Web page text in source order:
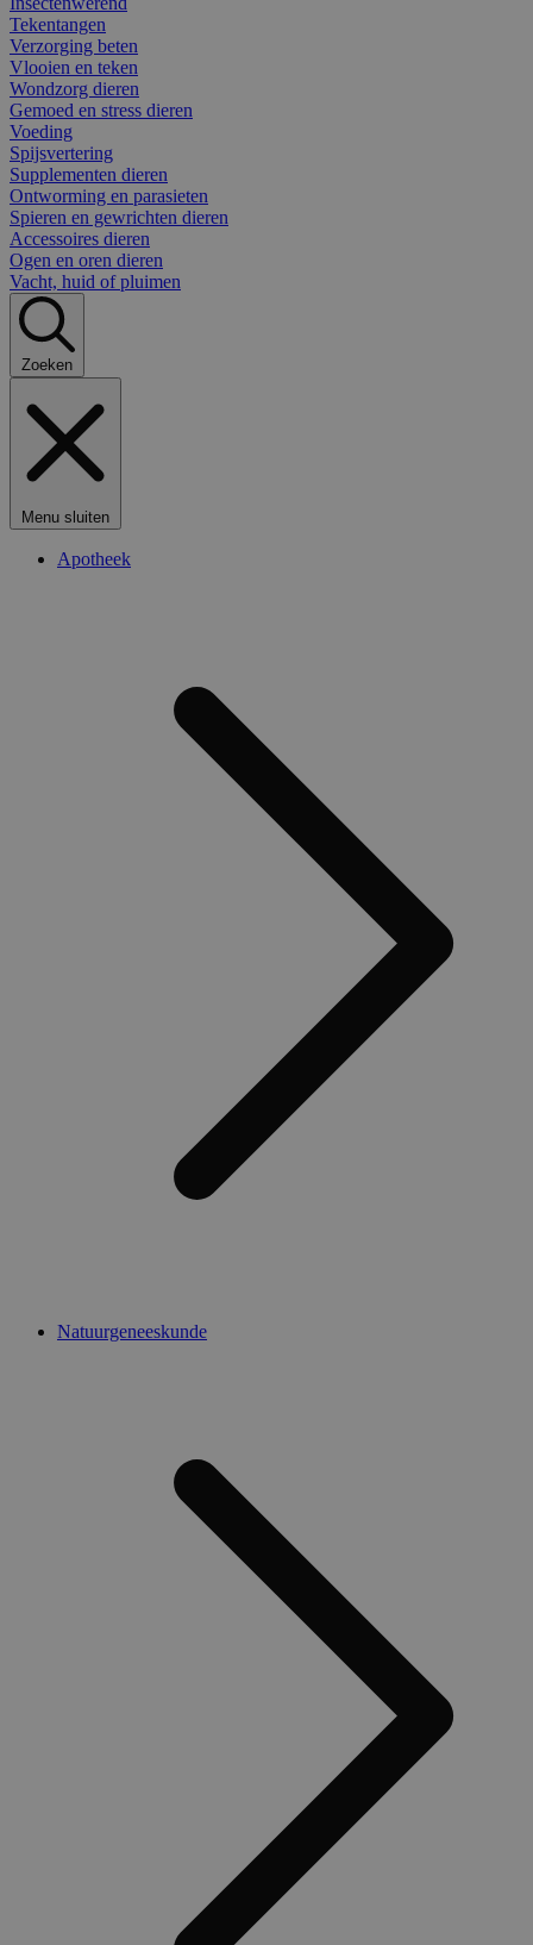
Tekentangen
Verzorging beten
Vlooien en teken
Wondzorg dieren
Gemoed en stress dieren
Voeding
Spijsvertering
Supplementen dieren
Ontworming en parasieten
Spieren en gewrichten dieren
Accessoires dieren
Ogen en oren dieren
Vacht, huid of pluimen
Zoeken
Menu sluiten
Apotheek
Natuurgeneeskunde